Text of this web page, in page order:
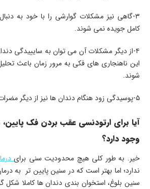
۳-گاهی نیز مشکلات گوارشی را با خود به
کامل جویده نمی شوند.
۴-از دیگر مشکلات آن می توان به سایییدگی
این ناهنجاری های فکی به مرور زمان باعث
شوند.
۵-پوسیدگی زود هنگام دندان ها نیز از دیگر مضرات این عارضه است.
آیا برای ارتودنسی عقب بردن فک
وجود دارد؟
خیر. به طور کلی هیچ محدودیت سنی برای
ندارد؛ اما بهتر است که در سنین پایین تر به
سنین بلوغ، استخوان بندی دندان ها کاملا